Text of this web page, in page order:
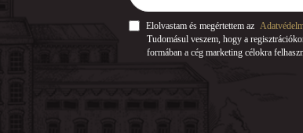
az
e-
mail
címed
Elolvastam és megértettem az
Tudomásul veszem, hogy a
formában a cég marketing célokra